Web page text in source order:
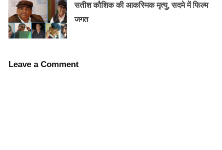
Old Random Post
32 साल बाद बीफ की चर्बी के निर्यात से मोदी सरकार
सतीश कौशिक की आकस्मिक मृत्यु, सदमे में फिल्म
जगत
Leave a Comment